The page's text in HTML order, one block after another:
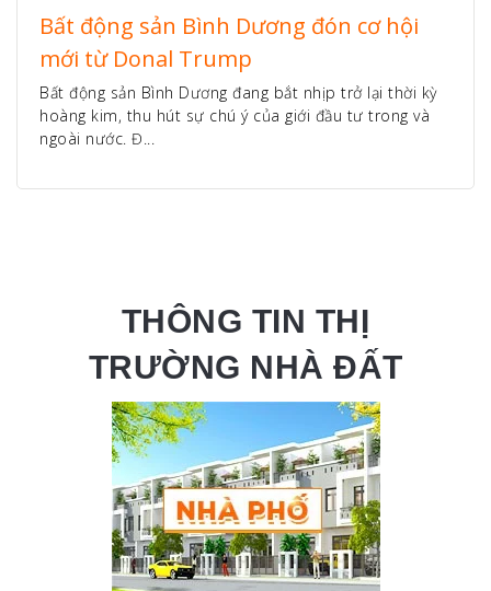
Bất động sản Bình Dương đón cơ hội
mới từ Donal Trump
Bất động sản Bình Dương đang bắt nhịp trở lại thời kỳ
hoàng kim, thu hút sự chú ý của giới đầu tư trong và
ngoài nước. Đ...
THÔNG TIN THỊ
TRƯỜNG NHÀ ĐẤT